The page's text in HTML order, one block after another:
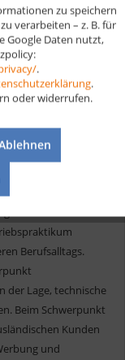
Assistent, je
und dauert in der
Mit dem
und
noch nicht in der
es gibt
Dadurch findest
Berufsalltags.
der Lage, technische
Beim Schwerpunkt
Kunden
und
Aktiv
Aktiv
Aktiv
zu speichern
verarbeiten – z. B. für
Google Daten nutzt,
.
.
oder widerrufen.